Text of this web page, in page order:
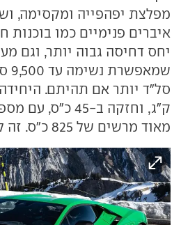
מפלצת יפהפייה ומקסימה,
איברים פנימיים כמו
יחס דחיסה גבוה יותר, וגם
ק"ג, וחזקה ב-45
מאוד מרשים של 825 כ"ס. זה לא הכל.